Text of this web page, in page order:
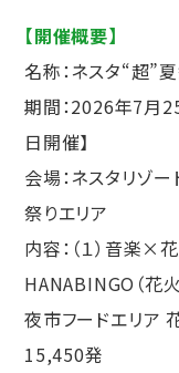
【開催概要】
名称：ネスタ“超”
期間：2026年7月
日開催】
会場：ネスタリゾ
祭りエリア
内容：（１）音楽×花
HANABINGO（花火
夜市フードエリア
15,450発